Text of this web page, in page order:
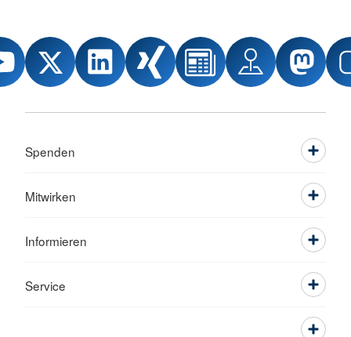
Spenden
Mitwirken
Informieren
Service